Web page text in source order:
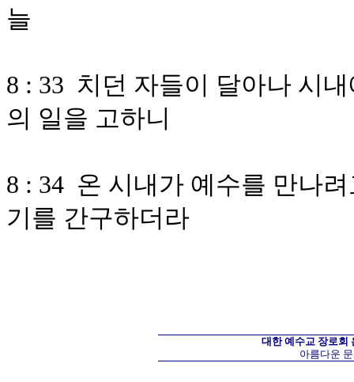
늘
8 : 33 치던 자들이 달아나 시
의 일을 고하니
8 : 34 온 시내가 예수를 만나
기를 간구하더라
대한 예수교 장로회
아름다운